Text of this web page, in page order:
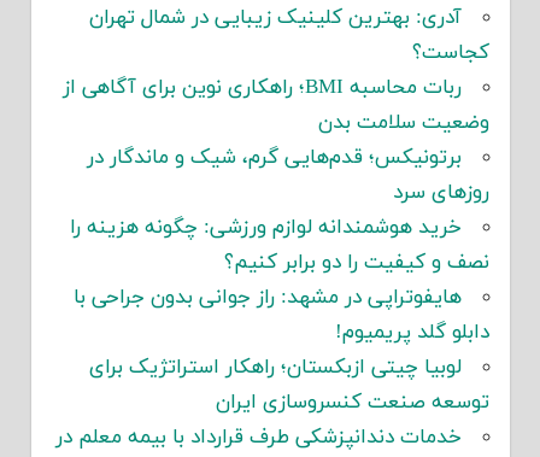
آدری: بهترین کلینیک زیبایی در شمال تهران
کجاست؟
ربات محاسبه BMI؛ راهکاری نوین برای آگاهی از
وضعیت سلامت بدن
برتونیکس؛ قدم‌هایی گرم، شیک و ماندگار در
روزهای سرد
خرید هوشمندانه لوازم ورزشی: چگونه هزینه را
نصف و کیفیت را دو برابر کنیم؟
هایفوتراپی در مشهد: راز جوانی بدون جراحی با
دابلو گلد پریمیوم!
لوبیا چیتی ازبکستان؛ راهکار استراتژیک برای
توسعه صنعت کنسروسازی ایران
خدمات دندانپزشکی طرف قرارداد با بیمه معلم در